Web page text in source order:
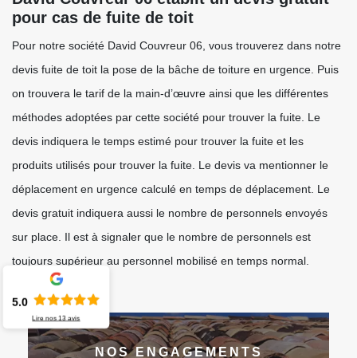
pour cas de fuite de toit
Pour notre société David Couvreur 06, vous trouverez dans notre
devis fuite de toit la pose de la bâche de toiture en urgence. Puis
on trouvera le tarif de la main-d’œuvre ainsi que les différentes
méthodes adoptées par cette société pour trouver la fuite. Le
devis indiquera le temps estimé pour trouver la fuite et les
produits utilisés pour trouver la fuite. Le devis va mentionner le
déplacement en urgence calculé en temps de déplacement. Le
devis gratuit indiquera aussi le nombre de personnels envoyés
sur place. Il est à signaler que le nombre de personnels est
toujours supérieur au personnel mobilisé en temps normal.
NOS ENGAGEMENTS
5.0
Lire nos13 avis